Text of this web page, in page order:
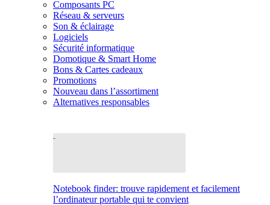
Composants PC
Réseau & serveurs
Son & éclairage
Logiciels
Sécurité informatique
Domotique & Smart Home
Bons & Cartes cadeaux
Promotions
Nouveau dans l’assortiment
Alternatives responsables
Notebook finder: trouve rapidement et facilement
l’ordinateur portable qui te convient